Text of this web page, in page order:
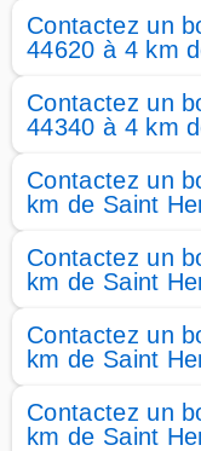
Contactez un
44620 à 4 km
Contactez un
44340 à 4 km
Contactez un
km de Saint
Contactez un
km de Saint
Contactez un
km de Saint
Contactez un
km de Saint